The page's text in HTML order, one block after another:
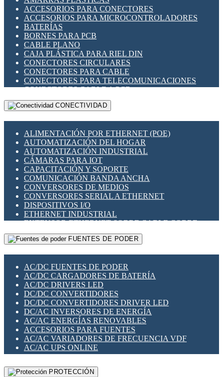
INDICADORES PARA PANEL
INTERFACES DE RELÉ
INTERRUPTORES FIN DE CARRERA
LLAVES CONMUTADORAS
MEDIDORES DE ENERGÍA Y TC'S DE CORRIENTE
MOTORES PASO A PASO
PANTALLAS HMI
PLC -CONTROLADORES LÓGICO PROGRAMABLES
PROGRAMADORES DE HORARIO
RELÉS DE PROTECCIÓN
SENSORES CAPACITIVOS
SENSORES INDUCTIVOS
TEMPORIZADORES
VARIACS
VARIADORES DE FRECUENCIA [VDF]
SECCIONADORES - INTERRUPTORES
MAQUINARIA
ACCESORIOS PARA CONECTORES
ACCESORIOS PARA MICROCONTROLADORES
BATERÍAS
BORNES PARA PCB
CABLE PLANO
CAJA PLÁSTICA PARA RIEL DIN
CONECTORES CIRCULARES
CONECTORES PARA CABLE
CONECTORES PARA TELECOMUNICACIONES
CONECTORES CABLE A PCB
CONECTORES PCB A CABLE
DIP SWITCHES
HERRAMIENTAS VARIAS
ILUMINACIÓN LED
INTERRUPTORES REED
INTERFACES DE RELÉ
OTROS RELÉS
PROTECCIÓN TÉRMICA
RELÉS AUTOMOTRICES
RELÉS DE SEÑAL
RELÉS DE ESTADO SÓLIDO SSR
RELÉS INDUSTRIALES
RELÉS MINIATURA DE POTENCIA
SENSORES MAGNÉTICOS
SWITCH Y MICROSWITCH
TARJETAS PI
UNIÓN Y DERIVACIÓN DE CABLE
CONECTIVIDAD
ALIMENTACIÓN POR ETHERNET (POE)
AUTOMATIZACIÓN DEL HOGAR
AUTOMATIZACIÓN INDUSTRIAL
CÁMARAS PARA IOT
CAPACITACIÓN Y SOPORTE
COMUNICACIÓN BANDA ANCHA
CONVERSORES DE MEDIOS
CONVERSORES SERIAL A ETHERNET
DISPOSITIVOS I/O
ETHERNET INDUSTRIAL
EXTENSOR ETHERNET SOBRE CABLE COBRE
GATEWAY LORAWAN
GESTIÓN DE REDES
PLACAS MODULARES IOT
SWITCHES Y REDES WIFI
SOLUCIONES IOT
SOLUCIONES LORAWAN
SOLUCIONES RED CELULAR
SEGURIDAD PARA REDES
SWITCHES LAN
TELEFONÍA IP (VOIP)
VIGILANCIA IP (CCTV)
MESHTASTIC
FUENTES DE PODER
AC/DC FUENTES DE PODER
AC/DC CARGADORES DE BATERÍA
AC/DC DRIVERS LED
DC/DC CONVERTIDORES
DC/DC CONVERTIDORES DRIVER LED
DC/AC INVERSORES DE ENERGÍA
AC/AC ENERGÍAS RENOVABLES
ACCESORIOS PARA FUENTES
AC/AC VARIADORES DE FRECUENCIA VDF
AC/AC UPS ONLINE
PROTECCIÓN